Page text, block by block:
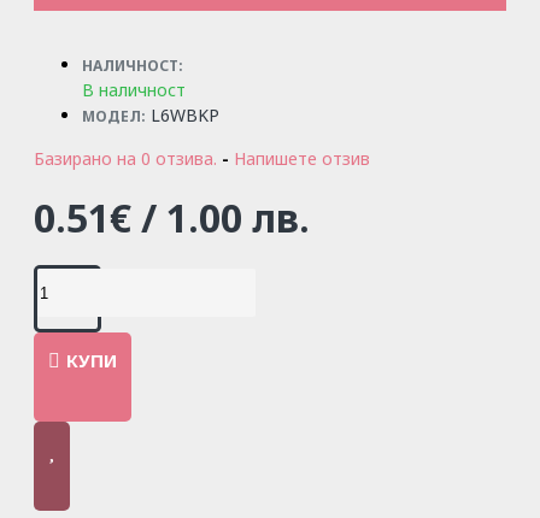
НАЛИЧНОСТ:
В наличност
МОДЕЛ: L6WBKP
Базирано на 0 отзива. - Напишете отзив
0.51€ / 1.00 лв.
КУПИ